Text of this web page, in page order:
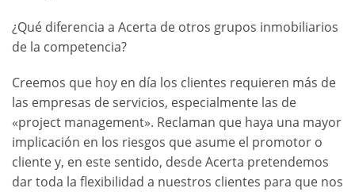
¿Qué diferencia a Acerta de otros grupos inmobiliarios
de la competencia?
Creemos que hoy en día los clientes requieren más de
las empresas de servicios, especialmente las de
«project management». Reclaman que haya una mayor
implicación en los riesgos que asume el promotor o
cliente y, en este sentido, desde Acerta pretendemos
dar toda la flexibilidad a nuestros clientes para que nos